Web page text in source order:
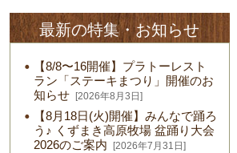
最新の特集・お知らせ
【8/8〜16開催】プラトーレスト
ラン「ステーキまつり」開催のお
知らせ
[2026年8月3日]
【8月18日(火)開催】みんなで踊ろ
う♪ くずまき高原牧場 盆踊り大会
2026のご案内
[2026年7月31日]